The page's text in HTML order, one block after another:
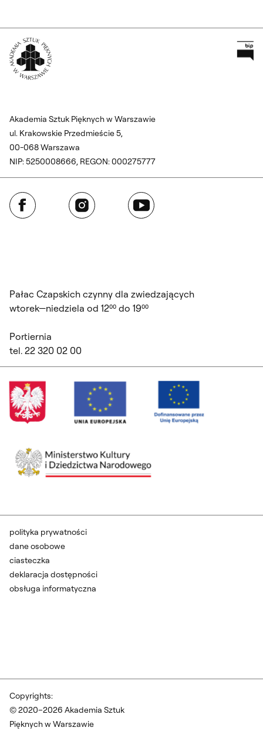
Akademia Sztuk Pięknych w Warszawie
ul. Krakowskie Przedmieście 5,
00-068 Warszawa
NIP: 5250008666, REGON: 000275777
Facebook Instagram YouTube
Pałac Czapskich czynny dla zwiedzających
wtorek—niedziela od 12⁰⁰ do 19⁰⁰
Portiernia
tel. 22 320 02 00
Copyrights:
© 2020–2026 Akademia Sztuk
Pięknych w Warszawie
polityka prywatności
dane osobowe
ciasteczka
deklaracja dostępności
obsługa informatyczna